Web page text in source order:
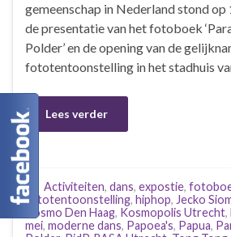
gemeenschap in Nederland stond
de presentatie van het fotoboek
Polder’ en de opening van de
fototentoonstelling in het stadhuis
Lees verder
Activiteiten, dans, expostie,
fototentoonstelling, hiphop, Jecko
Kosmo Den Haag, Kosmopolis Utrecht,
mei, moderne dans, Papoea's, Papua,